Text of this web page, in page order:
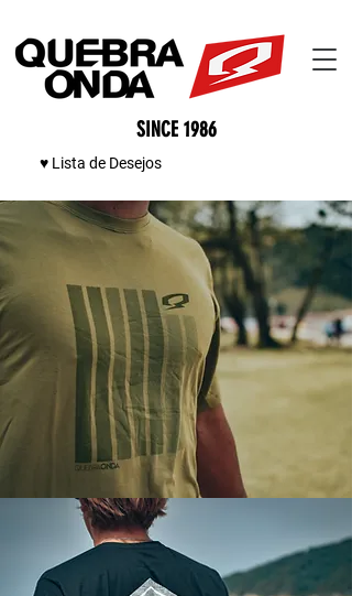
♥ Lista de Desejos
SINCE 1986